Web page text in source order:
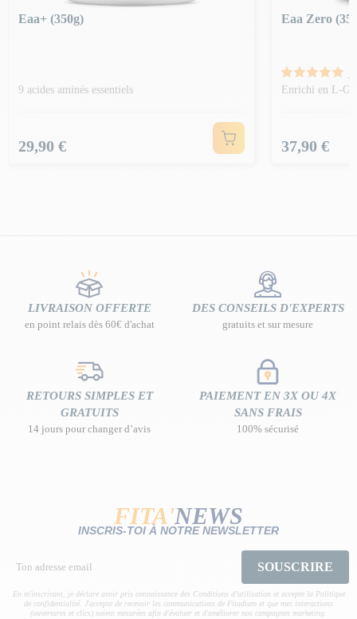
Eaa+ (350g)
9 acides aminés essentiels
Prix
29,90 €
Eaa Zero
Enrichi en L-
Prix
37,90 €
LIVRAISON OFFERTE
en point relais dès 60€ d'achat
DES CONSEILS D'EXPERTS
gratuits et sur mesure
RETOURS SIMPLES ET
GRATUITS
14 jours pour changer d’avis
PAIEMENT EN 3X OU 4X
SANS FRAIS
100% sécurisé
FITA'NEWS
INSCRIS-TOI À NOTRE NEWSLETTER
SOUSCRIRE
En m'inscrivant, je déclare avoir pris connaissance des Conditions d’utilisation et accepte la Politique
de confidentialité. J'accepte de recevoir les communications de Fitadium et que mes interactions
(ouvertures et clics) soient mesurées afin d'évaluer et d'améliorer nos campagnes marketing.